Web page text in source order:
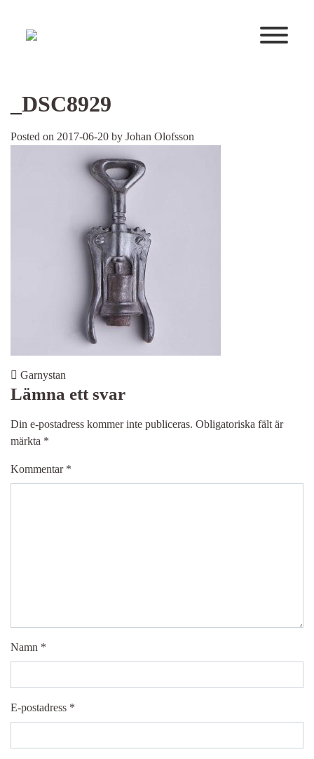
Huvudnavigering
_DSC8929
Posted on 2017-06-20 by Johan Olofsson
Post navigation
Garnystan
Lämna ett svar
Din e-postadress kommer inte publiceras. Obligatoriska fält är
märkta *
Kommentar *
Namn *
E-postadress *